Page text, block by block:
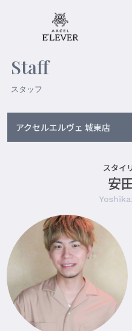
Staff
スタッフ
アクセルエルヴェ 城東店
スタイ
安